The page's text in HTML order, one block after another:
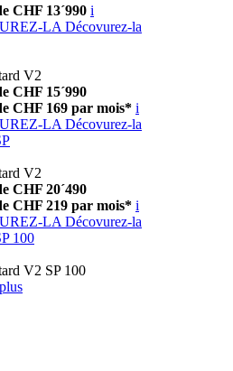
CHF 13´990 i
LA Décovurez-la
V2
CHF 15´990
CHF 169 par mois* i
LA Décovurez-la
V2
CHF 20´490
CHF 219 par mois* i
LA Décovurez-la
100
V2 SP 100